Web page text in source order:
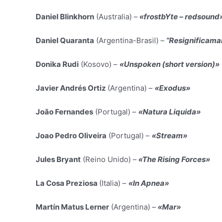
Daniel Blinkhorn (Australia) – «frostbYte –
Daniel Quaranta (Argentina-Brasil) –
Donika Rudi (Kosovo) – «Unspoken (short version)»
Javier Andrés Ortiz (Argentina) – «Exodus»
João Fernandes (Portugal) – «Natura Liquida»
Joao Pedro Oliveira (Portugal) – «Stream»
Jules Bryant (Reino Unido) – «The Rising Forces»
La Cosa Preziosa (Italia) – «In Apnea»
Martín Matus Lerner (Argentina) – «Mar»